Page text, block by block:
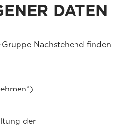
DATEN
Nachstehend finden
der